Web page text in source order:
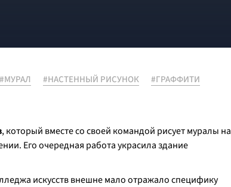
#МУРАЛ #НАСТЕННЫЙ РИСУНОК
#ГРАФФИТИ
, который вместе со своей командой рисует муралы на
Его очередная работа украсила здание
искусств внешне мало отражало специфику